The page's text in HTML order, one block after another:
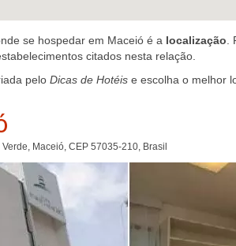
se hospedar em Maceió é a localização
citados nesta relação.
pelo Dicas de Hotéis e escolha o melhor
Maceió, CEP 57035-210, Brasil